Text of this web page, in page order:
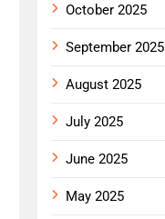
October 2025
September 2025
August 2025
July 2025
June 2025
May 2025